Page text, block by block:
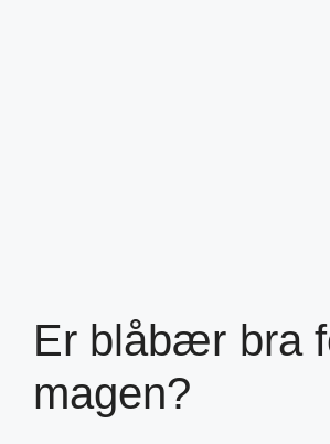
Er blåbær bra
magen?